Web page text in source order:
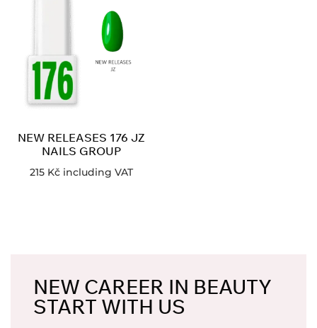
NEW RELEASES 176 JZ
NAILS GROUP
215 Kč including VAT
NEW CAREER IN BEAUTY
START WITH US